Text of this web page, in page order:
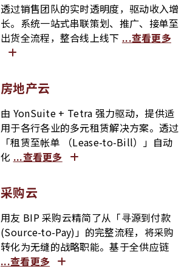
透过销售团队的实时透明度，驱动收入增
长。系统一站式串联策划、推广、接单至
出货全流程，整合线上线下 ...查看更多
房地产云
由 YonSuite + Tetra 强力驱动，提供适
用于各行各业的多元租赁解决方案。透过
「租赁至帐单 （Lease-to-Bill）」自动
化 ...查看更多
采购云
用友 BIP 采购云精简了从「寻源到付款
(Source-to-Pay)」的完整流程，将采购
转化为无缝的战略职能。基于全供应链
...查看更多